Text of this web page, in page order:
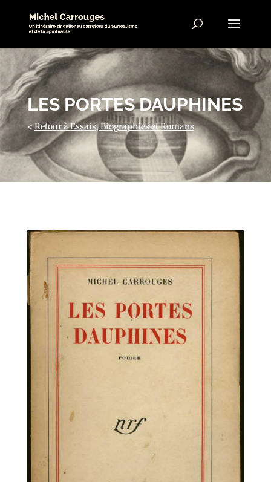
LES PORTES DAUPHINES
<Retour à Essais, Biographies et Romans